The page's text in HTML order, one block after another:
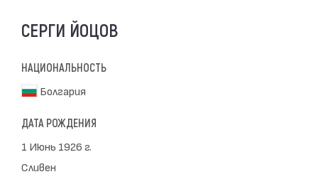
СЕРГИ ЙОЦОВ
НАЦИОНАЛЬНОСТЬ
Болгария
ДАТА РОЖДЕНИЯ
1 Июнь 1926 г.
Сливен